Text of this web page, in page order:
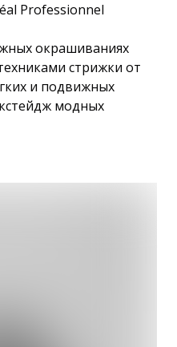
Professionnel
окрашиваниях
стрижки от
и подвижных
модных